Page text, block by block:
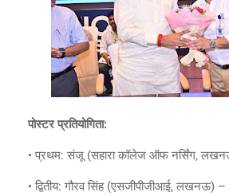
पोस्टर प्रतियोगिता:
• प्रथम: संजू (सहारा कॉलेज ऑफ नर्सिंग,
• द्वितीय: गौरव सिंह (एसजीपीजीआई, लखनऊ)